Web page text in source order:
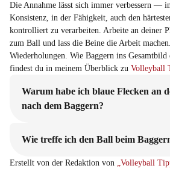
Die Annahme lässt sich immer verbessern —
Konsistenz, in der Fähigkeit, auch den
kontrolliert zu verarbeiten. Arbeite an deiner
zum Ball und lass die Beine die Arbeit
Wiederholungen. Wie Baggern ins Gesamtbild
findest du in meinem Überblick zu Volleyball
Warum habe ich blaue Flecken an
nach dem Baggern?
Wie treffe ich den Ball beim
Erstellt von der Redaktion von „Volleyball